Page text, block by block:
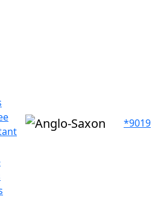
*9019